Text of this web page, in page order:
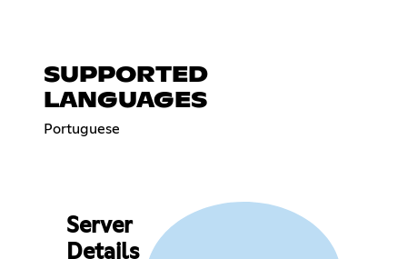
SUPPORTED
LANGUAGES
Portuguese
Server
Details